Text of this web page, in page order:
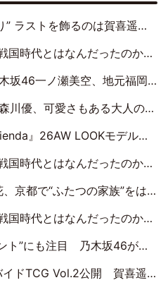
年ぶりの登場に「5年分大人になった私を見ていただけたら」
『ハロプロやりたかったな』って言ったら、夢眠ねむさんに『てめえはでんぱ組．incなんだよ！』って肩パンされて(笑)」
元福岡『めんべい25周年トップサポーター』に就任
優、可愛さもある大人の女性に
』26AW LOOKモデルに就任
安本彩花「TIFで10年ぶりのキョンシーメイクをしたら、場を完全に引かせてしまって。時代が変わったんだなって」
しご！ “母”黒谷友香に見送られ、“父”松岡昌宏とはハシゴ酒
未×飯田らうら「正直、中3で辞めるというのを信じてなくて。そう言われてはいたけど、嘘でしょって」
木坂46が挑んだ書道パフォーマンスの舞台裏
賀喜遥香＆田村真佑が『京まふ』ステージに登壇